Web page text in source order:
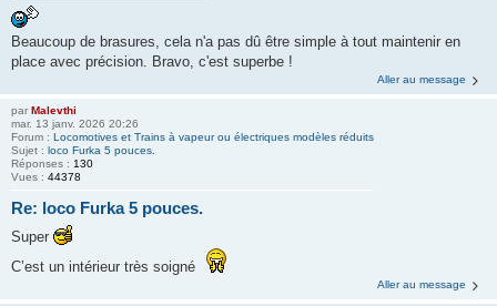
Beaucoup de brasures, cela n'a pas dû être simple à tout maintenir en
place avec précision. Bravo, c'est superbe !
Aller au message
par Malevthi
mar. 13 janv. 2026 20:26
Forum : Locomotives et Trains à vapeur ou électriques modèles réduits
Sujet : loco Furka 5 pouces.
Réponses : 130
Vues : 44378
Re: loco Furka 5 pouces.
Super
C’est un intérieur très soigné
Aller au message